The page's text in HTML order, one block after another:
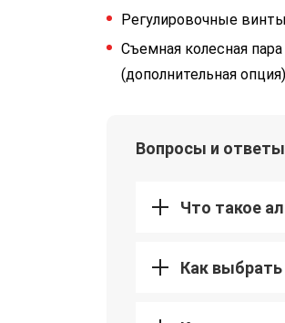
Регулировочные
Съемная колесная
(дополнительная опция)
Вопросы и ответы
Что такое
Как выбрать